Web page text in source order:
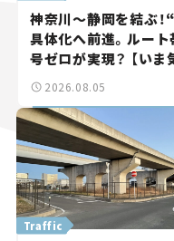
神奈川～静岡を結ぶ！
具体化へ前進。ルー
号ゼロが実現？ 【いま
2026.08.05
Traffic